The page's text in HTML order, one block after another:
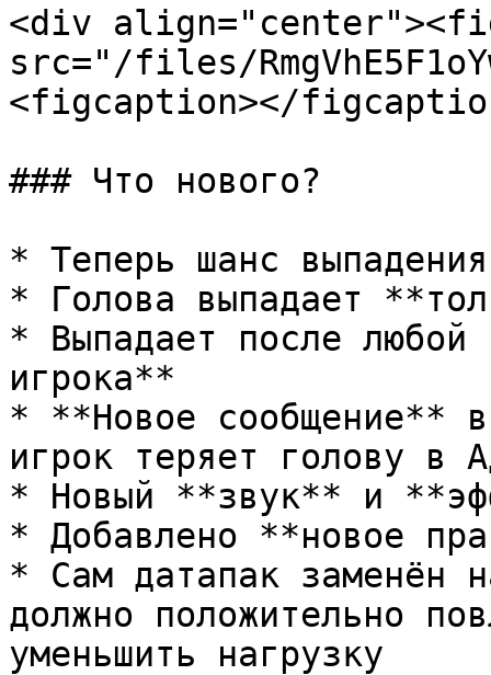
<div
src="/files/
<figcaption></
### Что нового?
* Теперь шанс
* Голова выпадает
* Выпадает после
игрока**
* **Новое сообщение**
игрок теряет голову в
* Новый **звук** и
* Добавлено **новое
* Сам датапак заменён
должно положительно
уменьшить нагрузку